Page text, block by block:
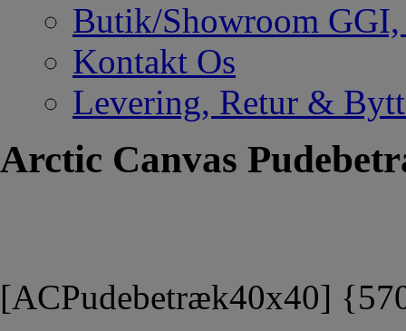
Butik/Showroom
Kontakt Os
Levering, Retur &
Arctic Canvas
[ACPudebetræk40x40]